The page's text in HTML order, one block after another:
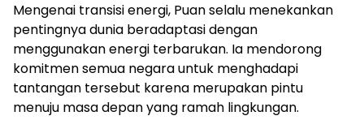
Mengenai transisi energi, Puan selalu menekankan
pentingnya dunia beradaptasi dengan
menggunakan energi terbarukan. Ia mendorong
komitmen semua negara untuk menghadapi
tantangan tersebut karena merupakan pintu
menuju masa depan yang ramah lingkungan.